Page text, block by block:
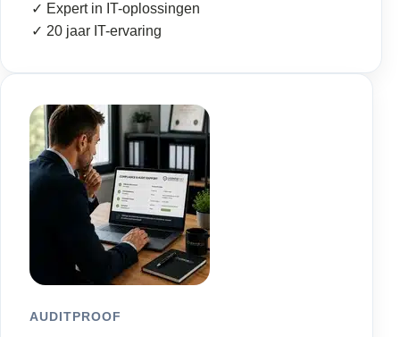
✓ Expert in IT-oplossingen
✓ 20 jaar IT-ervaring
AUDITPROOF